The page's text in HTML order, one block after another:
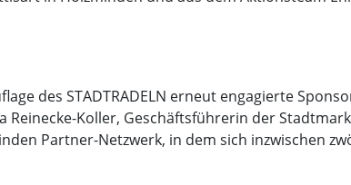
des STADTRADELN erneut engagierte
Reinecke-Koller, Geschäftsführerin der
Partner-Netzwerk, in dem sich inzwischen